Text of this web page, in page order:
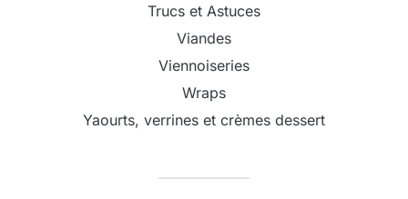
Trucs et Astuces
Viandes
Viennoiseries
Wraps
Yaourts, verrines et crèmes dessert